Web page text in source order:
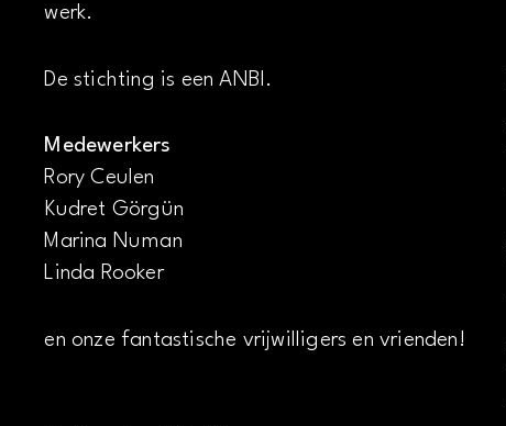
werk.
De stichting is een ANBI.
Medewerkers
Rory Ceulen
Kudret Görgün
Marina Numan
Linda Rooker
en onze fantastische vrijwilligers en vrienden!